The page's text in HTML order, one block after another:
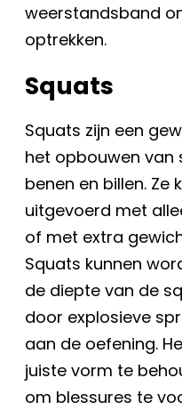
weerstandsband
optrekken.
Squats
Squats zijn een
het opbouwen van
benen en billen. Ze
uitgevoerd met
of met extra
Squats kunnen
de diepte van de
door explosieve
aan de oefening.
juiste vorm te
om blessures te